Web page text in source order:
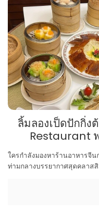
ลิ้มลองเป็ดปักกิ่ง
Restaurant
ใครกำลังมองหาร้านอาหารจี
ท่ามกลางบรรยากาศสุดคลาส